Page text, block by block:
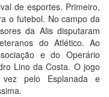
de esportes. Primeiro,
o futebol. No campo da
da Alis disputaram
do Atlético. Ao
e do Operário
Lino da Costa. O jogo
pelo Esplanada e